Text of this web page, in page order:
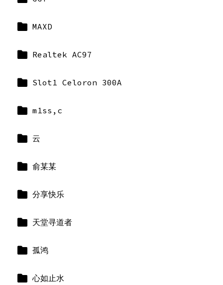
MAXD
Realtek AC97
Slot1 Celoron 300A
m1ss,c
云
俞某某
分享快乐
天堂寻道者
孤鸿
心如止水